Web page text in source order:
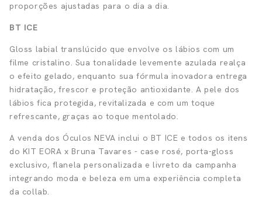
proporções ajustadas para o dia a dia.
BT ICE
Gloss labial translúcido que envolve os lábios com um
filme cristalino. Sua tonalidade levemente azulada realça
o efeito gelado, enquanto sua fórmula inovadora entrega
hidratação, frescor e proteção antioxidante. A pele dos
lábios fica protegida, revitalizada e com um toque
refrescante, graças ao toque mentolado.
A venda dos Óculos NEVA inclui o BT ICE e todos os itens
do KIT EORA x Bruna Tavares - case rosé, porta-gloss
exclusivo, flanela personalizada e livreto da campanha
integrando moda e beleza em uma experiência completa
da collab.